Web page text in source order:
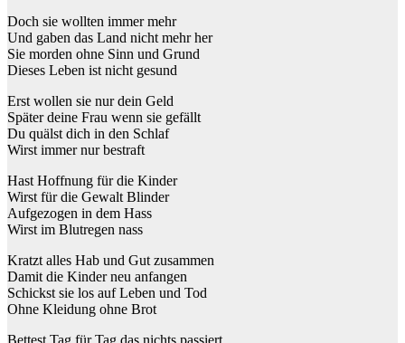
Doch sie wollten immer mehr
Und gaben das Land nicht mehr her
Sie morden ohne Sinn und Grund
Dieses Leben ist nicht gesund
Erst wollen sie nur dein Geld
Später deine Frau wenn sie gefällt
Du quälst dich in den Schlaf
Wirst immer nur bestraft
Hast Hoffnung für die Kinder
Wirst für die Gewalt Blinder
Aufgezogen in dem Hass
Wirst im Blutregen nass
Kratzt alles Hab und Gut zusammen
Damit die Kinder neu anfangen
Schickst sie los auf Leben und Tod
Ohne Kleidung ohne Brot